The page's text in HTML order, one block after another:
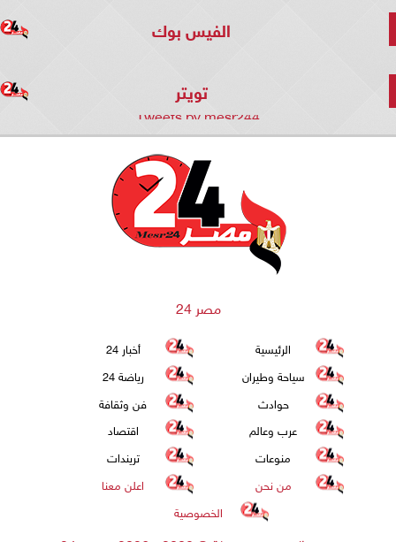
الفيس بوك
تويتر
Tweets by mesr244
مصر 24
الرئيسية
أخبار 24
سياحة وطيران
رياضة 24
حوادث
فن وثقافة
عرب وعالم
اقتصاد
منوعات
تريندات
من نحن
اعلن معنا
الخصوصية